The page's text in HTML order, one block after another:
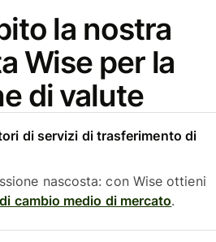
la nostra
Wise per la
di valute
di servizi di trasferimento di
nascosta: con Wise ottieni
cambio medio di mercato.